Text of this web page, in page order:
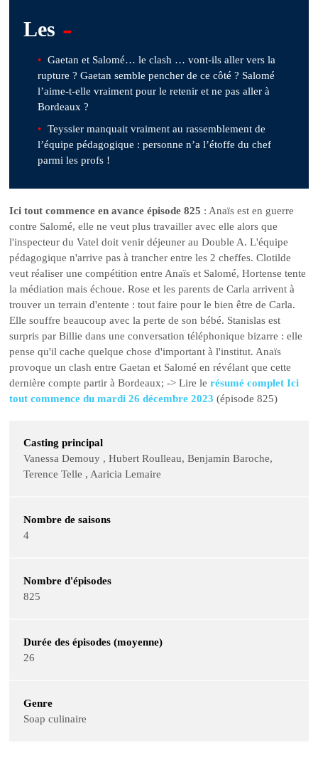
Les -
Gaetan et Salomé… le clash … vont-ils aller vers la
rupture ? Gaetan semble pencher de ce côté ? Salomé
l’aime-t-elle vraiment pour le retenir et ne pas aller à
Bordeaux ?
Teyssier manquait vraiment au rassemblement de
l’équipe pédagogique : personne n’a l’étoffe du chef
parmi les profs !
Ici tout commence en avance épisode 825 : Anaïs est en guerre
contre Salomé, elle ne veut plus travailler avec elle alors que
l'inspecteur du Vatel doit venir déjeuner au Double A. L'équipe
pédagogique n'arrive pas à trancher entre les 2 cheffes. Clotilde
veut réaliser une compétition entre Anaïs et Salomé, Hortense tente
la médiation mais échoue. Rose et les parents de Carla arrivent à
trouver un terrain d'entente : tout faire pour le bien être de Carla.
Elle souffre beaucoup avec la perte de son bébé. Stanislas est
surpris par Billie dans une conversation téléphonique bizarre : elle
pense qu'il cache quelque chose d'important à l'institut. Anaïs
provoque un clash entre Gaetan et Salomé en révélant que cette
dernière compte partir à Bordeaux; -> Lire lerésumé complet Ici
tout commence du mardi 26 décembre 2023 (épisode 825)
Casting principal
Vanessa Demouy , Hubert Roulleau, Benjamin Baroche,
Terence Telle , Aaricia Lemaire
Nombre de saisons
4
Nombre d'épisodes
825
Durée des épisodes (moyenne)
26
Genre
Soap culinaire